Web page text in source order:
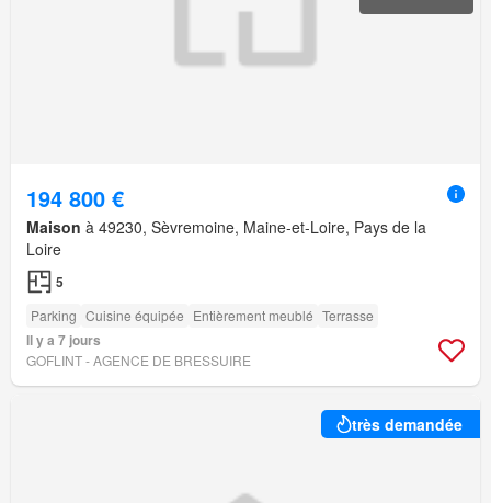
194 800 €
Maison à 49230, Sèvremoine, Maine-et-Loire, Pays de la
Loire
5
Parking Cuisine équipée Entièrement meublé Terrasse
Il y a 7 jours
GOFLINT - AGENCE DE BRESSUIRE
très demandée